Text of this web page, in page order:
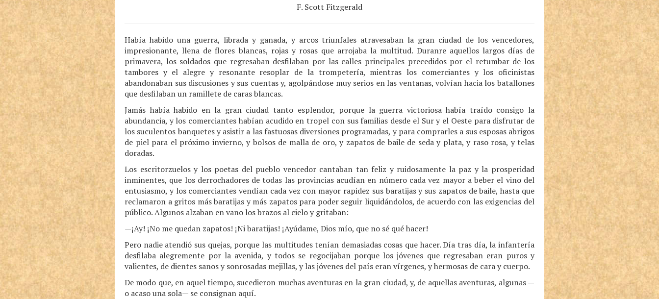
F. Scott Fitzgerald
Había habido una guerra, librada y ganada, y arcos triunfales atravesaban la gran ciudad de los vencedores,
impresionante, llena de flores blancas, rojas y rosas que arrojaba la multitud. Duranre aquellos largos días de
primavera, los soldados que regresaban desfilaban por las calles principales precedidos por el retumbar de los
tambores y el alegre y resonante resoplar de la trompetería, mientras los comerciantes y los oficinistas
abandonaban sus discusiones y sus cuentas y, agolpándose muy serios en las ventanas, volvían hacia los batallones
que desfilaban un ramillete de caras blancas.
Jamás había habido en la gran ciudad tanto esplendor, porque la guerra victoriosa había traído consigo la
abundancia, y los comerciantes habían acudido en tropel con sus familias desde el Sur y el Oeste para disfrutar de
los suculentos banquetes y asistir a las fastuosas diversiones programadas, y para comprarles a sus esposas abrigos
de piel para el próximo invierno, y bolsos de malla de oro, y zapatos de baile de seda y plata, y raso rosa, y telas
doradas.
Los escritorzuelos y los poetas del pueblo vencedor cantaban tan feliz y ruidosamente la paz y la prosperidad
inminentes, que los derrochadores de todas las provincias acudían en número cada vez mayor a beber el vino del
entusiasmo, y los comerciantes vendían cada vez con mayor rapidez sus baratijas y sus zapatos de baile, hasta que
reclamaron a gritos más baratijas y más zapatos para poder seguir liquidándolos, de acuerdo con las exigencias del
público. Algunos alzaban en vano los brazos al cielo y gritaban:
—¡Ay! ¡No me quedan zapatos! ¡Ni baratijas! ¡Ayúdame, Dios mío, que no sé qué hacer!
Pero nadie atendió sus quejas, porque las multitudes tenían demasiadas cosas que hacer. Día tras día, la infantería
desfilaba alegremente por la avenida, y todos se regocijaban porque los jóvenes que regresaban eran puros y
valientes, de dientes sanos y sonrosadas mejillas, y las jóvenes del país eran vírgenes, y hermosas de cara y cuerpo.
De modo que, en aquel tiempo, sucedieron muchas aventuras en la gran ciudad, y, de aquellas aventuras, algunas —
o acaso una sola— se consignan aquí.